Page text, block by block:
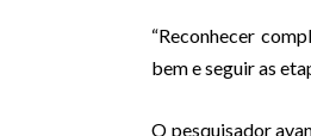
“Reconhecer
bem e seguir as
O pesquisador